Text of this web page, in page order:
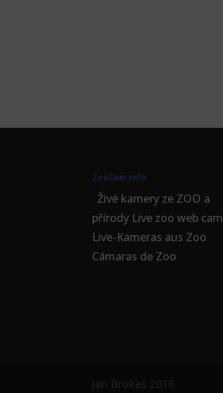
ZooCam.info
Živé kamery ze ZOO a
přírody Live zoo web cam
Live-Kameras aus Zoo
Cámaras de Zoo